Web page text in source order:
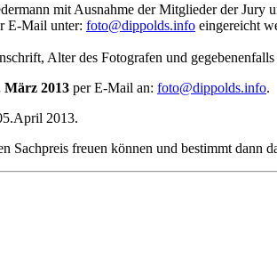
mit Ausnahme der Mitglieder der Jury
E-Mail unter: foto@dippolds.info eingereicht
Alter des Fotografen und
März 2013 per E-Mail an: foto@dippolds.info.
2013.
Sachpreis freuen können und bestimmt dann